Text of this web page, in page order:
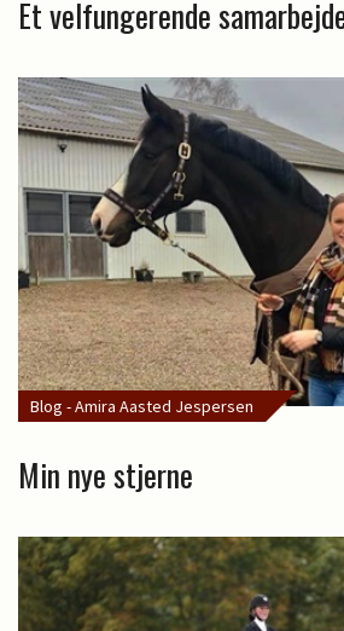
Et velfungerende
Blog - Amira Aasted Jespersen
Min nye stjerne